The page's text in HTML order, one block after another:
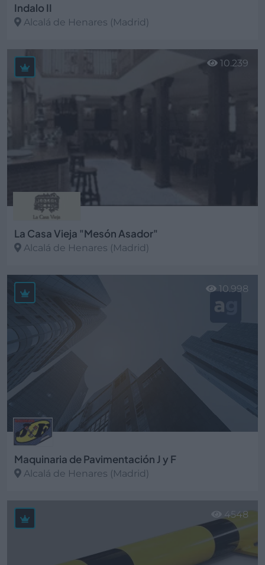
Indalo II
Alcalá de Henares (Madrid)
La Casa Vieja "Mesón Asador"
Alcalá de Henares (Madrid)
10.239
Maquinaria de Pavimentación J y F
Alcalá de Henares (Madrid)
10.998
4548